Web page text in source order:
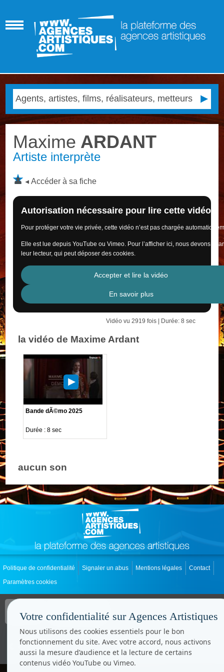
Maxime ARDANT
Artiste interprète
Accéder à sa fiche
Autorisation nécessaire pour lire cette vidéo
Pour protéger votre vie privée, cette vidéo n’est pas chargée
Elle est lue depuis YouTube ou Vimeo. Pour l’afficher ici, nous devons
leur lecteur, qui peut déposer des cookies.
Accepter et lire la vidéo
En savoir plus
Vidéo vu 2919 fois | Durée: 8 sec
la vidéo de Maxime Ardant
Bande dÃ©mo 2025
Durée : 8 sec
aucun son
Politique de confidentialité Signaler un abus Mentions légales
Contact
Paramètres cookies
Tous droits réservés
www.cccom.fr
Votre confidentialité sur Agences Artistiques
Nous utilisons des cookies essentiels pour le bon
fonctionnement du site. Avec votre accord, nous activons
aussi la mesure d’audience et la lecture de certains
contenus vidéo YouTube ou Vimeo.